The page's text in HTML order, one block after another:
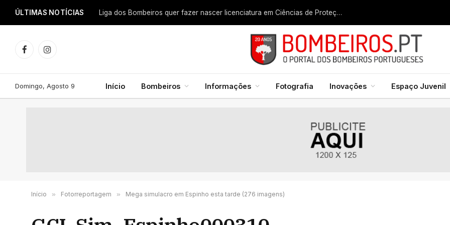
ÚLTIMAS NOTÍCIAS Liga dos Bombeiros quer fazer nascer licenciatura em Ciências de Proteção Civil e Bombeiros
FacebookInstagram
Domingo, Agosto 9 Início Bombeiros Informações Fotografia Inovações Espaço Juvenil
Início » Fotorreportagem » Mega simulacro em Espinho esta tarde (276 imagens)